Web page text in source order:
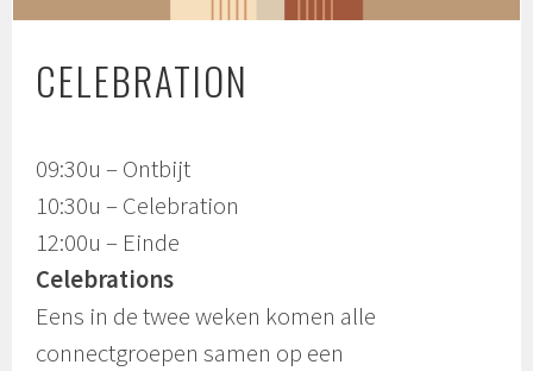
CELEBRATION
09:30u – Ontbijt
10:30u – Celebration
12:00u – Einde
Celebrations
Eens in de twee weken komen alle
connectgroepen samen op een